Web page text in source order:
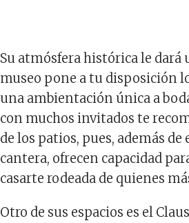
Su atmósfera histórica le dará
museo pone a tu disposición
una ambientación única a
con muchos invitados te
de los patios, pues, además de
cantera, ofrecen capacidad
casarte rodeada de quienes
Otro de sus espacios es el